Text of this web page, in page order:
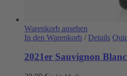
Warenkorb ansehen
In den Warenkorb / Details
2021er Sauvignon